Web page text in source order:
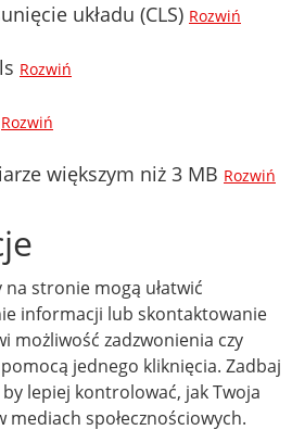
układu (CLS) Rozwiń
Rozwiń
Rozwiń
większym niż 3 MB Rozwiń
stronie mogą ułatwić
informacji lub skontaktowanie
możliwość zadzwonienia czy
jednego kliknięcia. Zadbaj
lepiej kontrolować, jak Twoja
społecznościowych.